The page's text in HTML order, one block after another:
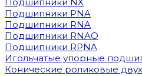
Подшипники PNA
Подшипники RNA
Подшипники RNAO
Подшипники RPNA
Игольчатые упорные
Конические роликовые